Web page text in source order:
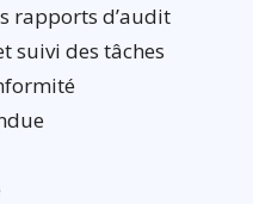
rapports d’audit
suivi des tâches